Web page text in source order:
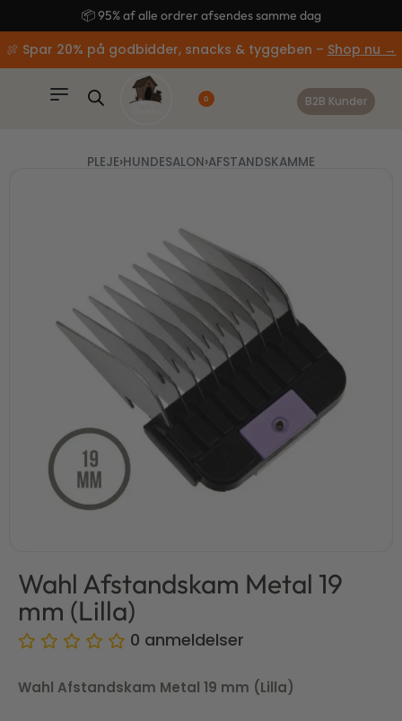
🚚 Gratis fragt ved køb over 499,-
🍖 Spar 20% på godbidder, snacks & tyggeben – Shop nu →
0 B2B Kunder
PLEJE›HUNDESALON›AFSTANDSKAMME
Wahl Afstandskam Metal 19
mm (Lilla)
0 anmeldelser
Wahl Afstandskam Metal 19 mm (Lilla)